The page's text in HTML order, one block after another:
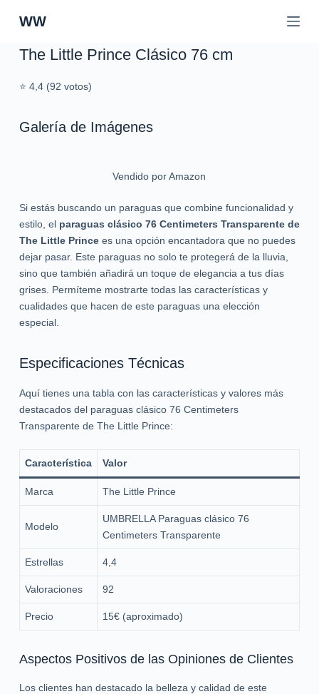
S
n
d
o
WW
The Little Prince Clásico 76 cm
⭐ 4,4 (92 votos)
Galería de Imágenes
Vendido por Amazon
Si estás buscando un paraguas que combine funcionalidad y
estilo, el paraguas clásico 76 Centimeters Transparente de
The Little Princees una opción encantadora que no puedes
dejar pasar. Este paraguas no solo te protegerá de la lluvia,
sino que también añadirá un toque de elegancia a tus días
grises. Permíteme mostrarte todas las características y
cualidades que hacen de este paraguas una elección
especial.
Especificaciones Técnicas
Aquí tienes una tabla con las características y valores más
destacados del paraguas clásico 76 Centimeters
Transparente de The Little Prince:
Característica Valor
Marca The Little Prince
Modelo
UMBRELLA Paraguas clásico 76
Centimeters Transparente
Estrellas 4,4
Valoraciones 92
Precio 15€ (aproximado)
Aspectos Positivos de las Opiniones de Clientes
Los clientes han destacado la belleza y calidad de este